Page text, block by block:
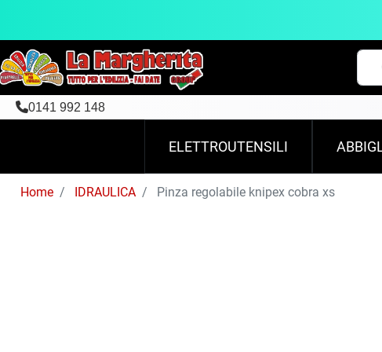
0141 992 148
ELETTROUTENSILI
Home IDRAULICA Pinza regolabile knipex cobra xs